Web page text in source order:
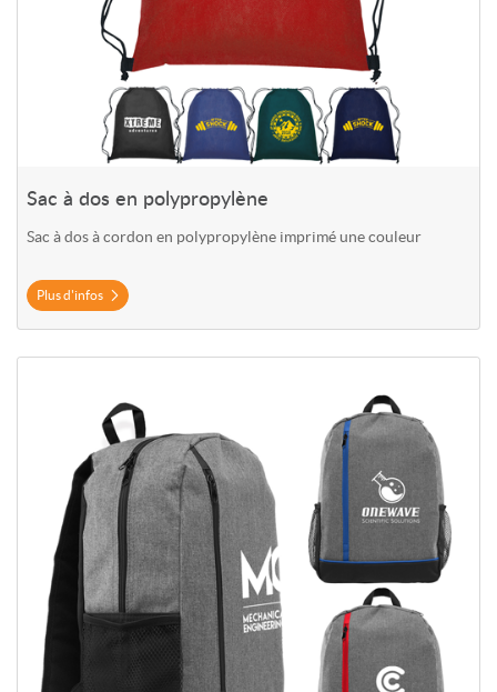
Sac à dos en polypropylène
Sac à dos à cordon en polypropylène imprimé une couleur
Plus d'infos